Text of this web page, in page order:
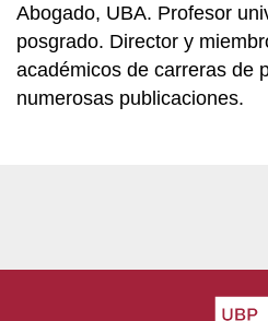
Abogado, UBA. Profesor
posgrado. Director y
académicos de carreras de
numerosas publicaciones.